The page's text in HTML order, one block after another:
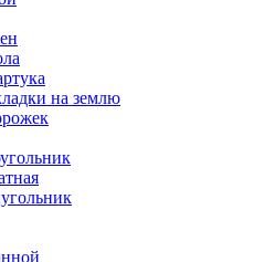
на землю